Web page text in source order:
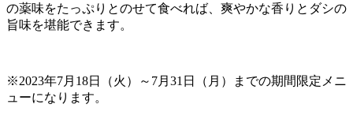
の薬味をたっぷりとのせて食べれば、爽やかな香りとダシの
旨味を堪能できます。
※2023年7月 18日（火）～ 7月 31 日（月）までの期間限定メニ
ューになります。